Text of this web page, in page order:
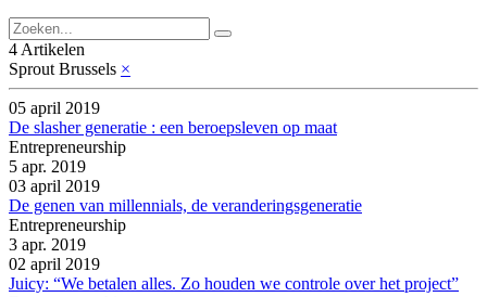
4 Artikelen
Sprout Brussels ×
05 april 2019
De slasher generatie : een beroepsleven op maat
Entrepreneurship
5 apr. 2019
03 april 2019
De genen van millennials, de veranderingsgeneratie
Entrepreneurship
3 apr. 2019
02 april 2019
Juicy: “We betalen alles. Zo houden we controle over het project”